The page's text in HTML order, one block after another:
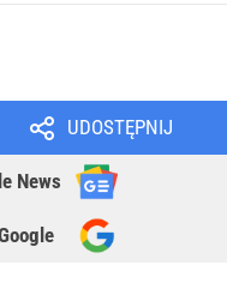
UDOSTĘPNIJ
News